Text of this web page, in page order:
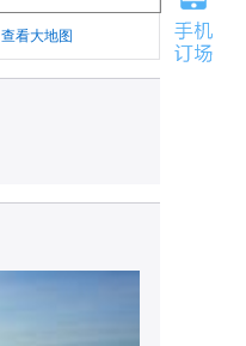
查看大地图